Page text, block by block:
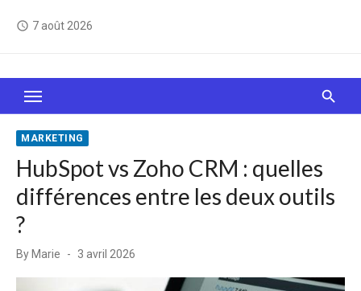
access_time 7 août 2026
Le Web, c'est comme une boîte de chocolats… On
sait jamais sur quoi on va tomber !
MARKETING
HubSpot vs Zoho CRM : quelles
différences entre les deux outils
?
By Marie
Posted
3 avril 2026